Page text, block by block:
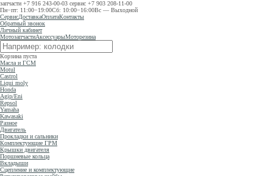
запчасти +7 916 243-00-03 сервис +7 903 208-11-00
Пн−пт: 11:00−19:00Сб: 10:00−16:00Вс — Выходной
СервисДоставкаОплатаКонтакты
Обратный звонок
Личный кабинет
МотозапчастиАксессуарыМоторезина
Корзина пуста
Масла и ГСМ
Motul
Castrol
Liqui moly
Honda
Agip/Eni
Repsol
Yamaha
Kawasaki
Разное
Двигатель
Прокладки и сальники
Комплектующие ГРМ
Крышки двигателя
Поршневые кольца
Вкладыши
Сцепление и комплектующие